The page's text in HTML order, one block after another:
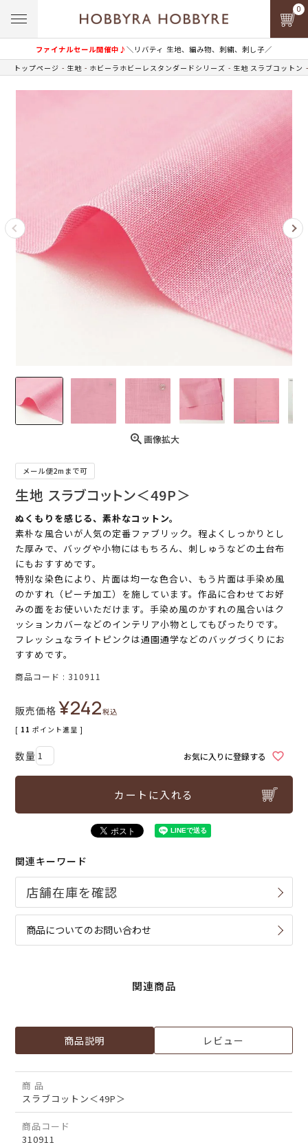
ファイナルセール開催中♪＼リバティ 生地、編み物、刺繍、刺し子／
0
トップページ 生地 ホビーラホビーレスタンダードシリーズ 生地 スラブコットン
画像拡大
メール便2mまで可
生地 スラブコットン＜49P＞
ぬくもりを感じる、素朴なコットン。
素朴な風合いが人気の定番ファブリック。程よくしっかりとし
た厚みで、バッグや小物にはもちろん、刺しゅうなどの土台布
にもおすすめです。
特別な染色により、片面は均一な色合い、もう片面は手染め風
のかすれ（ピーチ加工）を施しています。作品に合わせてお好
みの面をお使いいただけます。手染め風のかすれの風合いはク
ッションカバーなどのインテリア小物としてもぴったりです。
フレッシュなライトピンクは通園通学などのバッグづくりにお
すすめです。
商品コード 310911
販売価格 ¥242税込
[ 11 ポイント進呈 ]
お気に入りに登録する
カートに入れる
関連キーワード
商品についてのお問い合わせ
関連商品
商品説明 レビュー
商 品
スラブコットン＜49P＞
商品コード
310911